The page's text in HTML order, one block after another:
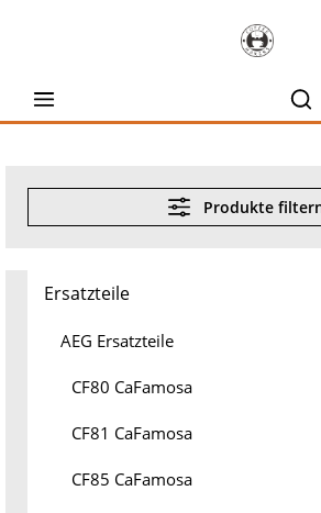
Produkte
Ersatzteile
AEG Ersatzteile
CF80 CaFamosa
CF81 CaFamosa
CF85 CaFamosa